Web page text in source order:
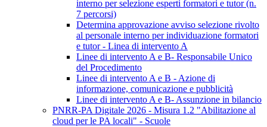
interno per selezione esperti formatori e tutor (n.
7 percorsi)
Determina approvazione avviso selezione rivolto
al personale interno per individuazione formatori
e tutor - Linea di intervento A
Linee di intervento A e B- Responsabile Unico
del Procedimento
Linee di intervento A e B - Azione di
informazione, comunicazione e pubblicità
Linee di intervento A e B- Assunzione in bilancio
PNRR-PA Digitale 2026 - Misura 1.2 "Abilitazione al
cloud per le PA locali" - Scuole